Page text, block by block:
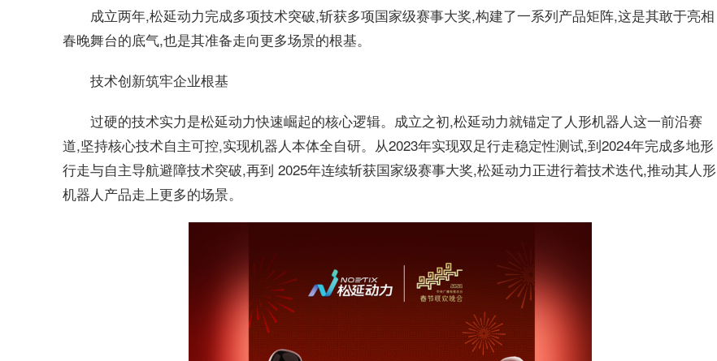
成立两年,松延动力完成多项技术突破,斩获多项国家级赛事大奖,构建了一系列产品矩阵,这是其敢于亮相
春晚舞台的底气,也是其准备走向更多场景的根基。
技术创新筑牢企业根基
过硬的技术实力是松延动力快速崛起的核心逻辑。成立之初,松延动力就锚定了人形机器人这一前沿赛
道,坚持核心技术自主可控,实现机器人本体全自研。从2023年实现双足行走稳定性测试,到2024年完成多地形
行走与自主导航避障技术突破,再到 2025年连续斩获国家级赛事大奖,松延动力正进行着技术迭代,推动其人形
机器人产品走上更多的场景。